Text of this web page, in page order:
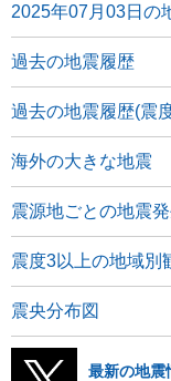
2025年07月03日の
過去の地震履歴
過去の地震履歴(震
海外の大きな地震
震源地ごとの地震
震度3以上の地域別
震央分布図
最新の地震